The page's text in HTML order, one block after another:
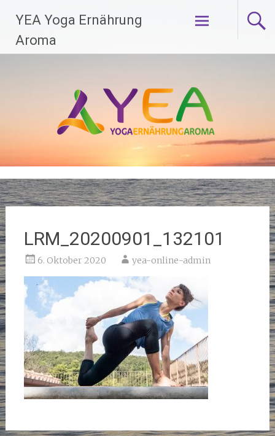
Inhalt
springen
YEA Yoga Ernährung
Aroma
LRM_20200901_132101
6. Oktober 2020 yea-online-admin